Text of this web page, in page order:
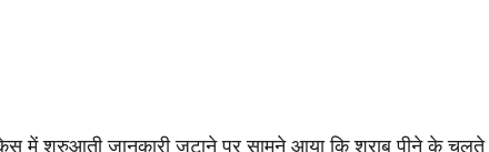
में शुरुआती जानकारी जुटाने पर सामने आया कि शराब पीने के चलते